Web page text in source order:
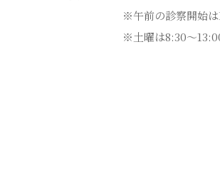
※午前の診察開始
※土曜は8:30～